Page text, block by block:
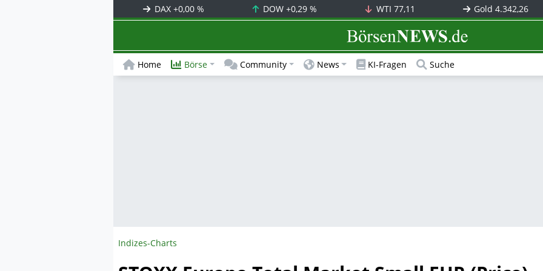
DAX +0,00 % DOW+0,29 % WTI 77,11 Gold4.342,26
BörsenNEWS.de
Home Börse Community News KI-Fragen Suche
Indizes-Charts